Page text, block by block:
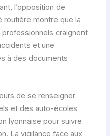
l’opposition de
routière montre que la
craignent
et une
à des documents
de se renseigner
et des auto-écoles
lyonnaise pour suivre
La vigilance face aux